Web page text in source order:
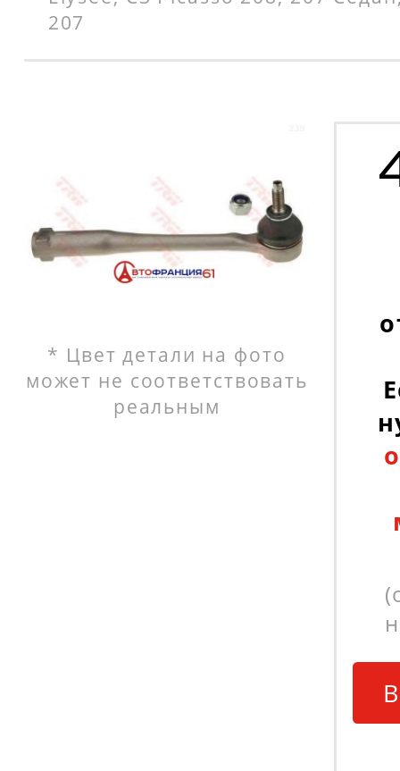
207
* Цвет детали на фото
может не соответствовать
реальным